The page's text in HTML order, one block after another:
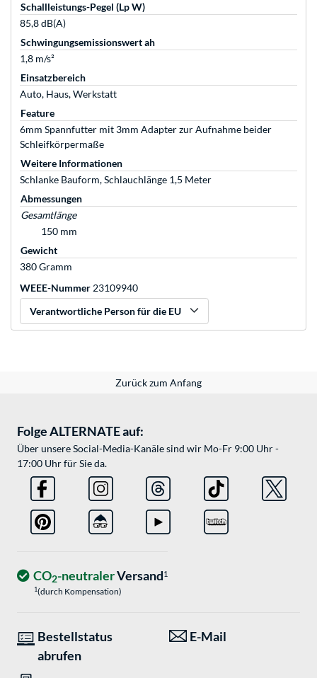
Schallleistungs-Pegel (Lp W)
85,8 dB(A)
Schwingungsemissionswert ah
1,8 m/s²
Einsatzbereich
Auto, Haus, Werkstatt
Feature
6mm Spannfutter mit 3mm Adapter zur Aufnahme beider
Schleifkörpermaße
Weitere Informationen
Schlanke Bauform, Schlauchlänge 1,5 Meter
Abmessungen
Gesamtlänge
150 mm
Gewicht
380 Gramm
WEEE-Nummer 23109940
Verantwortliche Person für die EU
Zurück zum Anfang
Folge ALTERNATE auf:
Über unsere Social-Media-Kanäle sind wir Mo-Fr 9:00 Uhr -
17:00 Uhr für Sie da.
CO2-neutralerVersand1
1(durch Kompensation)
Bestellstatus
abrufen
E-Mail